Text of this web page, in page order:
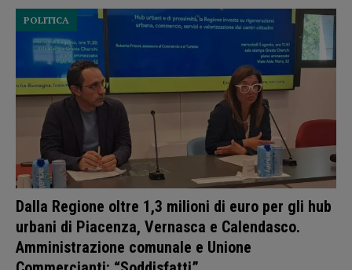
Dalla Regione oltre 1,3 milioni di euro per gli hub
urbani di Piacenza, Vernasca e Calendasco.
Amministrazione comunale e Unione
POLITICA